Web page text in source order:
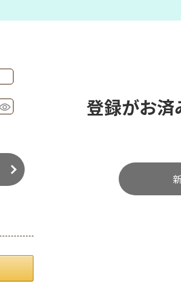
登録がお済